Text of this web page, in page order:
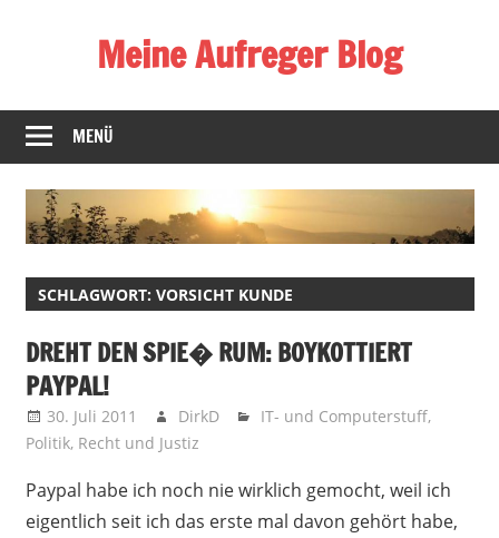
Meine Aufreger Blog
mich
positiv
negativ
aufregt
mir
MENÜ
SCHLAGWORT: VORSICHT KUNDE
DREHT DEN SPIE� RUM: BOYKOTTIERT
PAYPAL!
30. Juli 2011 DirkD IT- und Computerstuff,
Politik, Recht und Justiz
Paypal habe ich noch nie wirklich gemocht, weil ich
eigentlich seit ich das erste mal davon gehört habe,